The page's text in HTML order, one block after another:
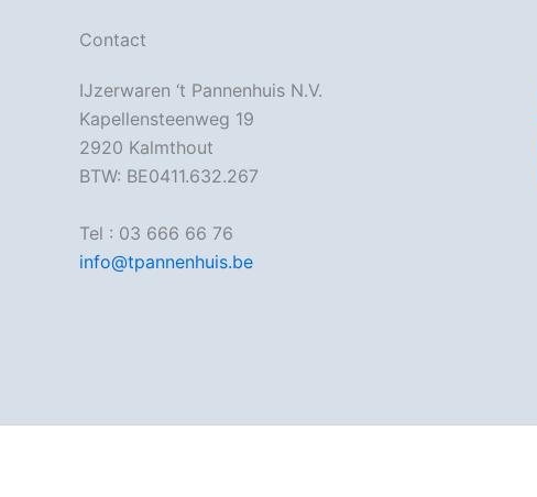
Contact
IJzerwaren ‘t Pannenhuis N.V.
Kapellensteenweg 19
2920 Kalmthout
BTW: BE0411.632.267
Tel : 03 666 66 76
info@tpannenhuis.be